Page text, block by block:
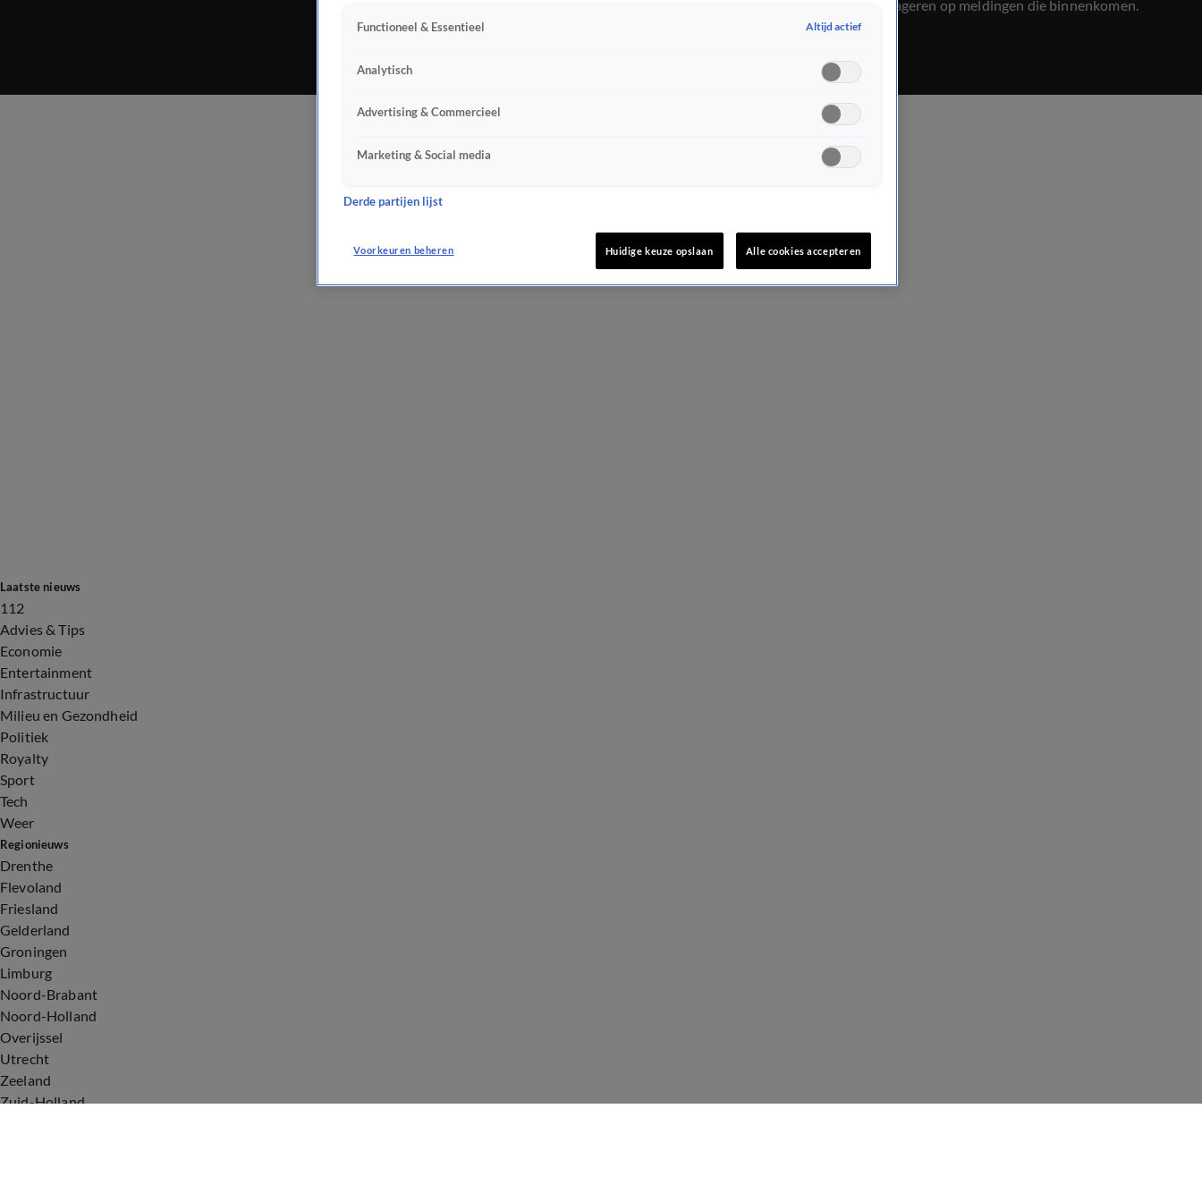
het rijden reageren op meldingen die binnenkomen.
Laatste nieuws
112
Advies & Tips
Economie
Entertainment
Infrastructuur
Milieu en Gezondheid
Politiek
Royalty
Sport
Tech
Weer
Regionieuws
Drenthe
Flevoland
Friesland
Gelderland
Groningen
Limburg
Noord-Brabant
Noord-Holland
Overijssel
Utrecht
Zeeland
Zuid-Holland
Functioneel & Essentieel Altijd actief
Analytisch
Advertising & Commercieel
Marketing & Social media
Derde partijen lijst
Voorkeuren beheren Huidige keuze opslaan Alle cookies accepteren